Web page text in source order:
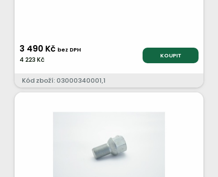
3 490 Kč bez DPH
4 223 Kč KOUPIT
Kód zboží: 03000340001,1